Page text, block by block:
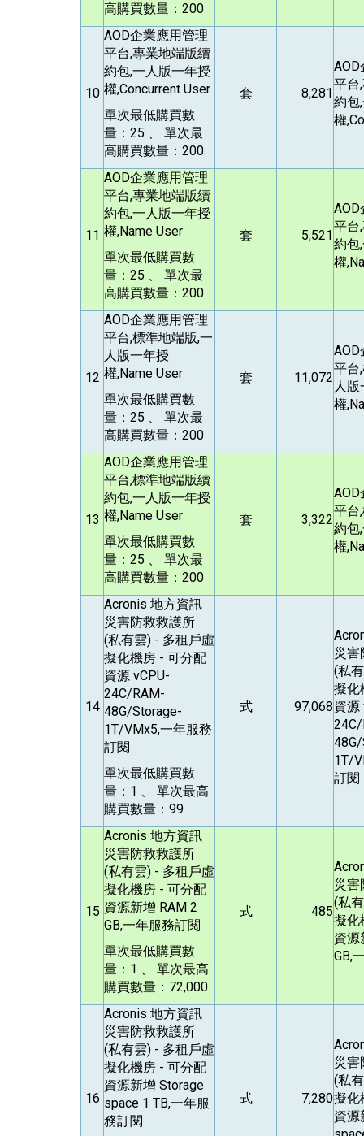
高購買數量：200
10
AOD企業應用管理
平台,專業地端版續
約包,一人版一年授
權,Concurrent User
單次最低購買數
量：25 、 單次最
高購買數量：200
套 8,281
AOD
平台
約包
權
11
AOD企業應用管理
平台,專業地端版續
約包,一人版一年授
權,Name User
單次最低購買數
量：25 、 單次最
高購買數量：200
套 5,521
AOD
平台
約包
權
12
AOD企業應用管理
平台,標準地端版,一
人版一年授
權,Name User
單次最低購買數
量：25 、 單次最
高購買數量：200
套 11,072
AOD
平台
人版
權
13
AOD企業應用管理
平台,標準地端版續
約包,一人版一年授
權,Name User
單次最低購買數
量：25 、 單次最
高購買數量：200
套 3,322
AOD
平台
約包
權
14
Acronis 地方資訊
災害防救救護所
(私有雲) - 多租戶虛
擬化機房 - 可分配
資源 vCPU-
24C/RAM-
48G/Storage-
1T/VMx5,一年服務
訂閱
單次最低購買數
量：1 、 單次最高
購買數量：99
式 97,068
災害
(私
擬化
資源
1T/
訂閱
15
Acronis 地方資訊
災害防救救護所
(私有雲) - 多租戶虛
擬化機房 - 可分配
資源新增 RAM 2
GB,一年服務訂閱
單次最低購買數
量：1 、 單次最高
購買數量：72,000
式 485
災害
(私
擬化
資源
GB,
16
Acronis 地方資訊
災害防救救護所
(私有雲) - 多租戶虛
擬化機房 - 可分配
資源新增 Storage
space 1 TB,一年服
務訂閱
式 7,280
災害
(私
擬化
資源